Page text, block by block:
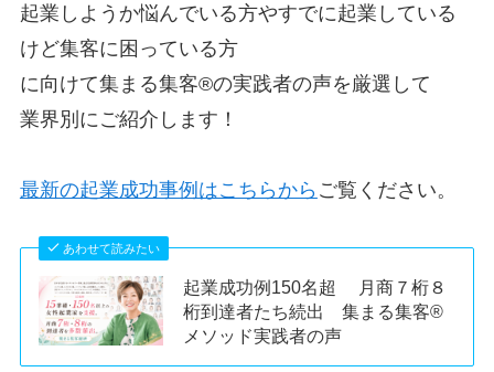
起業しようか悩んでいる方やすでに起業している
けど集客に困っている方
に向けて集まる集客®の実践者の声を厳選して
業界別にご紹介します！
最新の起業成功事例はこちらから ご覧ください。
あわせて読みたい
起業成功例150名超 月商７桁８
桁到達者たち続出 集まる集客®
メソッド実践者の声